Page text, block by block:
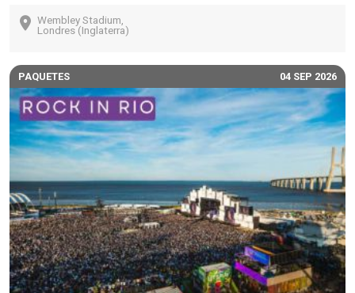
Wembley Stadium,
Londres (Inglaterra)
PAQUETES 04 SEP 2026